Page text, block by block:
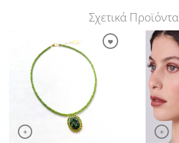
Σχετικά Προϊόντα
+ +